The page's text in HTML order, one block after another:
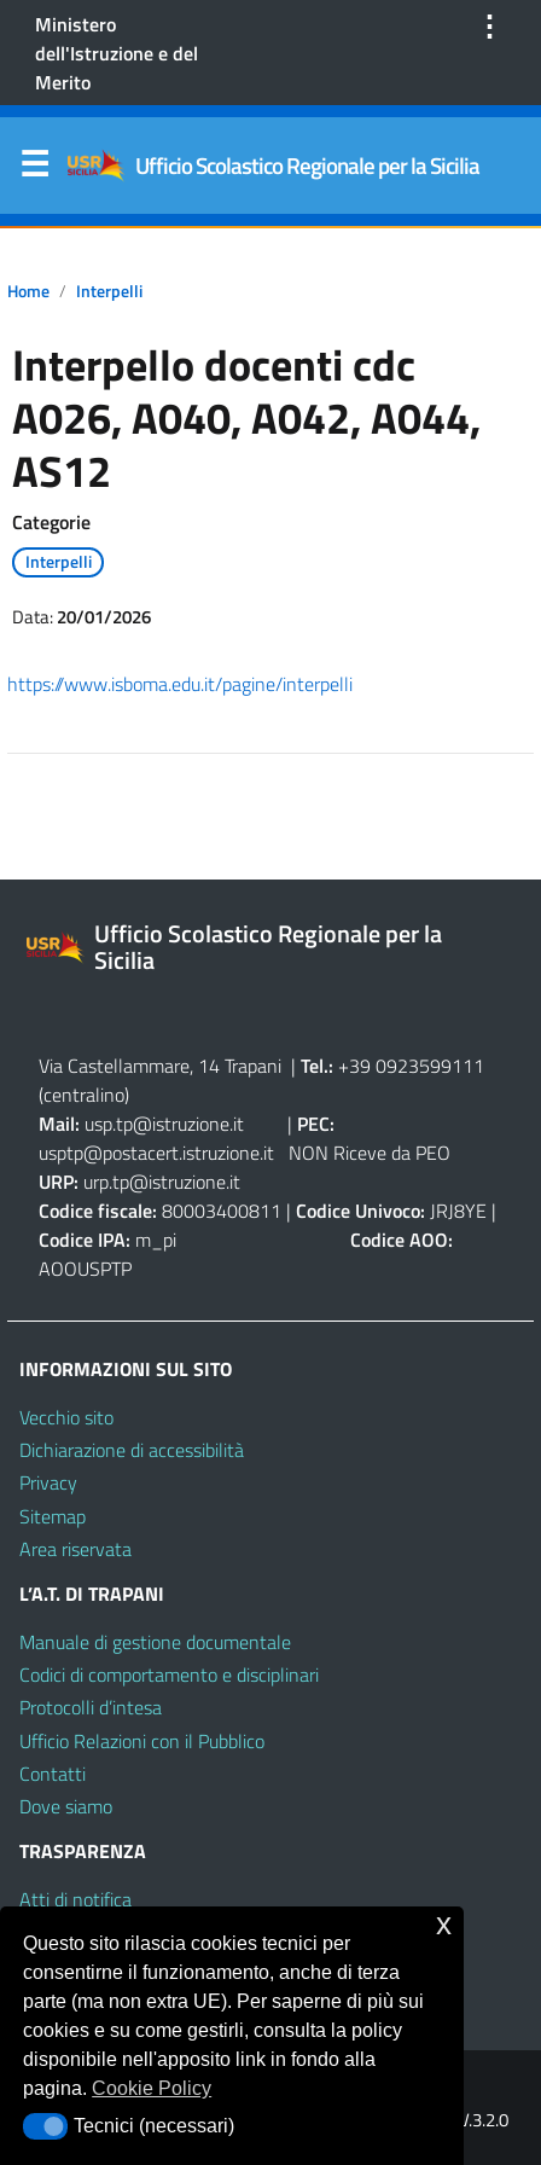
Ministero
dell'Istruzione e del
Merito
⋮
Ufficio Scolastico Regionale per la Sicilia
Home Interpelli
Interpello docenti cdc
A026, A040, A042, A044,
AS12
Categorie
Interpelli
Data:20/01/2026
https://www.isboma.edu.it/pagine/interpelli
Ufficio Scolastico Regionale per la
Sicilia
Via Castellammare, 14 Trapani | Tel.: +39 0923599111
(centralino)
Mail: usp.tp@istruzione.it | PEC:
usptp@postacert.istruzione.it NON Riceve da PEO
URP: urp.tp@istruzione.it
Codice fiscale: 80003400811 | Codice Univoco: JRJ8YE |
Codice IPA: m_pi Codice AOO:
AOOUSPTP
INFORMAZIONI SUL SITO
Vecchio sito
Dichiarazione di accessibilità
Privacy
Sitemap
Area riservata
L’A.T. DI TRAPANI
Manuale di gestione documentale
Codici di comportamento e disciplinari
Protocolli d’intesa
Ufficio Relazioni con il Pubblico
Contatti
Dove siamo
TRASPARENZA
Atti di notifica
Albo on line
Amministrazione Trasparente
Obiettivi di Accessibilità
Portale realizzato con la piattaforma
Template Italia configurato sul tema accessibile
V.3.2.0
(Mizar)
Questo sito rilascia cookies tecnici per
consentirne il funzionamento, anche di terza
parte (ma non extra UE). Per saperne di più sui
cookies e su come gestirli, consulta la policy
disponibile nell'apposito link in fondo alla
pagina.Cookie Policy
Tecnici (necessari)
Tecnici (necessari)
x